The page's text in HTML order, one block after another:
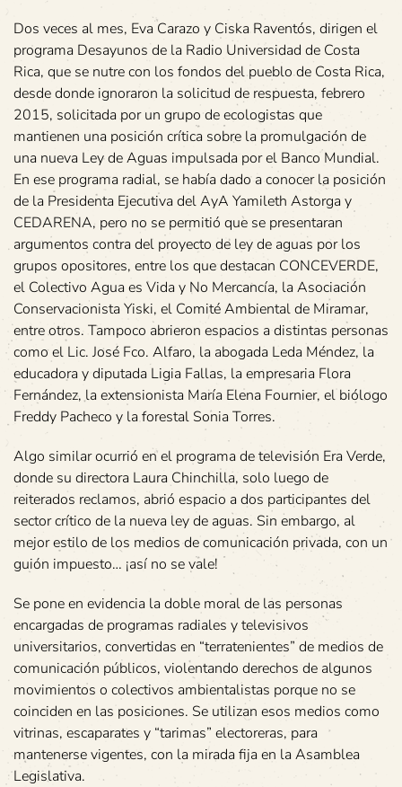
Dos veces al mes, Eva Carazo y Ciska Raventós, dirigen el
programa Desayunos de la Radio Universidad de Costa
Rica, que se nutre con los fondos del pueblo de Costa Rica,
desde donde ignoraron la solicitud de respuesta, febrero
2015, solicitada por un grupo de ecologistas que
mantienen una posición crítica sobre la promulgación de
una nueva Ley de Aguas impulsada por el Banco Mundial.
En ese programa radial, se había dado a conocer la posición
de la Presidenta Ejecutiva del AyA Yamileth Astorga y
CEDARENA, pero no se permitió que se presentaran
argumentos contra del proyecto de ley de aguas por los
grupos opositores, entre los que destacan CONCEVERDE,
el Colectivo Agua es Vida y No Mercancía, la Asociación
Conservacionista Yiski, el Comité Ambiental de Miramar,
entre otros. Tampoco abrieron espacios a distintas personas
como el Lic. José Fco. Alfaro, la abogada Leda Méndez, la
educadora y diputada Ligia Fallas, la empresaria Flora
Fernández, la extensionista María Elena Fournier, el biólogo
Freddy Pacheco y la forestal Sonia Torres.
Algo similar ocurrió en el programa de televisión Era Verde,
donde su directora Laura Chinchilla, solo luego de
reiterados reclamos, abrió espacio a dos participantes del
sector crítico de la nueva ley de aguas. Sin embargo, al
mejor estilo de los medios de comunicación privada, con un
guión impuesto… ¡así no se vale!
Se pone en evidencia la doble moral de las personas
encargadas de programas radiales y televisivos
universitarios, convertidas en “terratenientes” de medios de
comunicación públicos, violentando derechos de algunos
movimientos o colectivos ambientalistas porque no se
coinciden en las posiciones. Se utilizan esos medios como
vitrinas, escaparates y “tarimas” electoreras, para
mantenerse vigentes, con la mirada fija en la Asamblea
Legislativa.